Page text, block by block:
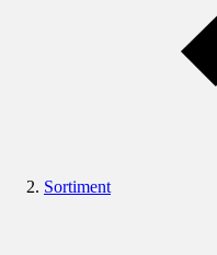
Sortiment